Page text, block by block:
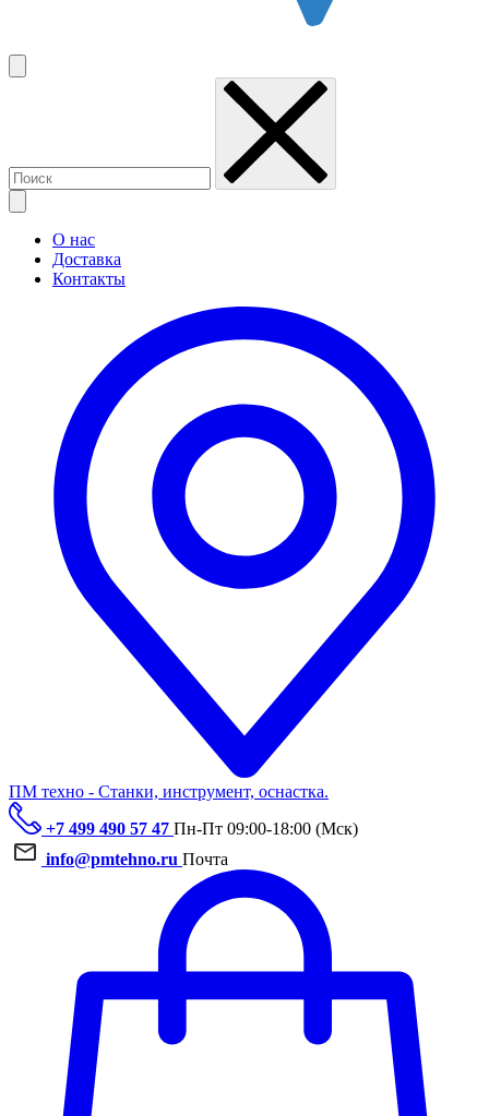
О нас
Доставка
Контакты
ПМ техно - Станки, инструмент, оснастка.
+7 499 490 57 47 Пн-Пт 09:00-18:00 (Мск)
info@pmtehno.ru Почта